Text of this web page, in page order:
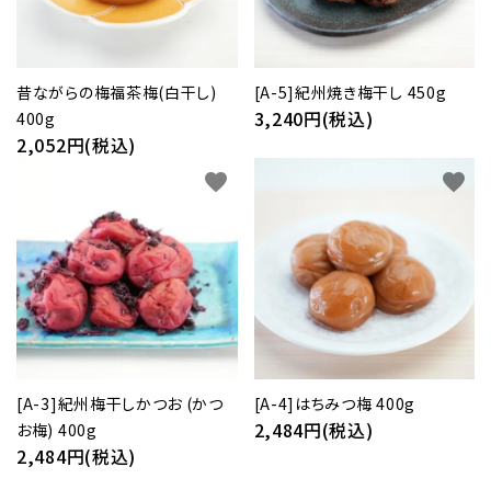
昔ながらの梅福茶梅(白干し)
400g
2,052円(税込)
[A-5]紀州焼き梅干し 450g
3,240円(税込)
[A-3]紀州梅干しかつお (かつ
お梅) 400g
2,484円(税込)
favorite
[A-4]はちみつ梅 400g
2,484円(税込)
favorite